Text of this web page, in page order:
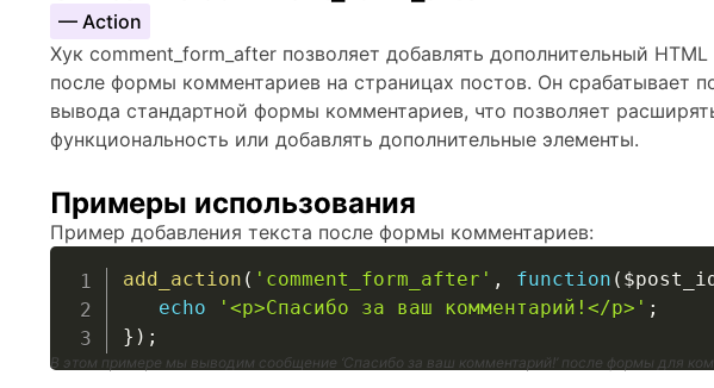
— Action
Хук comment_form_after позволяет добавлять дополнительный
после формы комментариев на страницах постов. Он срабатывает
вывода стандартной формы комментариев, что позволяет
функциональность или добавлять дополнительные элементы.
Примеры использования
Пример добавления текста после формы комментариев:
add_action ( 'comment_form_after' , function (
echo
'<p>Спасибо за ваш комментарий!</p>' ;
} ) ;
В этом примере мы выводим сообщение ‘Спасибо за ваш комментарий!’ после формы для